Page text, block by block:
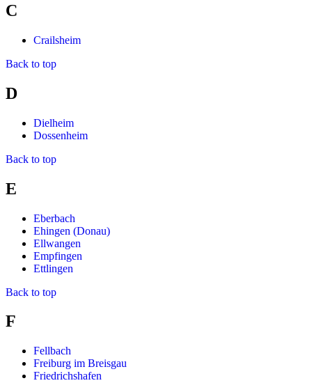
C
Crailsheim
Back to top
D
Dielheim
Dossenheim
Back to top
E
Eberbach
Ehingen (Donau)
Ellwangen
Empfingen
Ettlingen
Back to top
F
Fellbach
Freiburg im Breisgau
Friedrichshafen